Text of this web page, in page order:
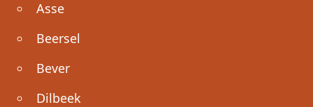
Asse
Beersel
Bever
Dilbeek